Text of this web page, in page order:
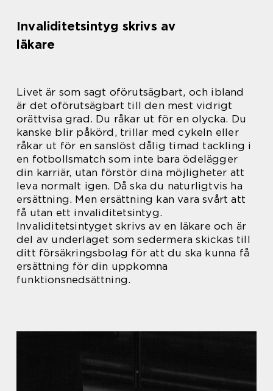
Invaliditetsintyg skrivs av
läkare
Livet är som sagt oförutsägbart, och ibland
är det oförutsägbart till den mest vidrigt
orättvisa grad. Du råkar ut för en olycka. Du
kanske blir påkörd, trillar med cykeln eller
råkar ut för en sanslöst dålig timad tackling i
en fotbollsmatch som inte bara ödelägger
din karriär, utan förstör dina möjligheter att
leva normalt igen. Då ska du naturligtvis ha
ersättning. Men ersättning kan vara svårt att
få utan ett invaliditetsintyg.
Invaliditetsintyget skrivs av en läkare och är
del av underlaget som sedermera skickas till
ditt försäkringsbolag för att du ska kunna få
ersättning för din uppkomna
funktionsnedsättning.